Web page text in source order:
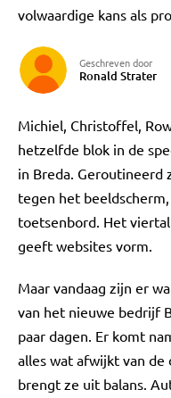
volwaardige kans als
Geschreven door
Ronald Strater
Michiel, Christoffel,
hetzelfde blok in de
in Breda. Geroutineerd
tegen het
toetsenbord. Het
geeft websites vorm.
Maar vandaag zijn er
van het nieuwe bedrijf
paar dagen. Er komt
alles wat afwijkt van de
brengt ze uit balans.